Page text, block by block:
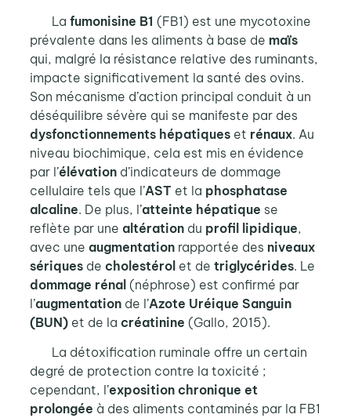
La fumonisine B1 (FB1) est une mycotoxine
prévalente dans les aliments à base de maïs
qui, malgré la résistance relative des ruminants,
impacte significativement la santé des ovins.
Son mécanisme d’action principal conduit à un
déséquilibre sévère qui se manifeste par des
dysfonctionnements hépatiqueset rénaux. Au
niveau biochimique, cela est mis en évidence
par l’élévationd’indicateurs de dommage
cellulaire tels que l’ASTet la phosphatase
alcaline. De plus, l’atteinte hépatique se
reflète par une altérationdu profil lipidique,
avec une augmentationrapportée des niveaux
sériquesde cholestérol et de triglycérides. Le
dommage rénal (néphrose) est confirmé par
l’augmentationde l’Azote Uréique Sanguin
(BUN)et de la créatinine (Gallo, 2015).
La détoxification ruminale offre un certain
degré de protection contre la toxicité ;
cependant, l’exposition chronique et
prolongée à des aliments contaminés par la FB1